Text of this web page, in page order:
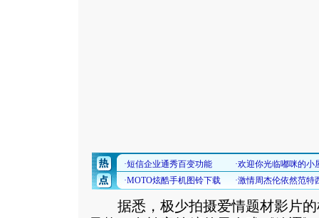
据悉，极少拍摄爱情题材影片的